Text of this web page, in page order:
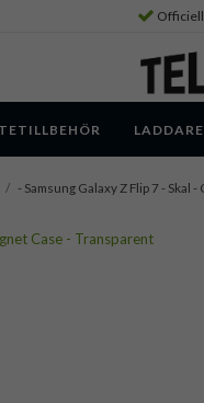
/ - Samsung Galaxy Z Flip 7 - Skal